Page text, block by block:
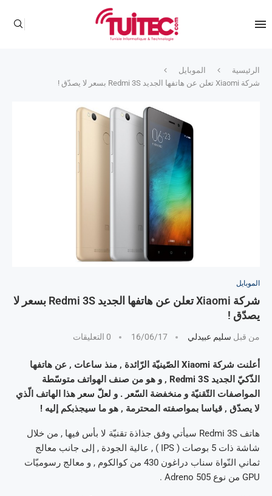
الرئيسية
الموبايل
شركة Xiaomi تعلن عن هاتفها الجديد Redmi 3S بسعر لا يصدّق !
الموبايل
شركة Xiaomi تعلن عن هاتفها الجديد Redmi 3S بسعر لا
يصدّق !
من قبل سليم عبيدلي 16/06/17 0 التعليقات
أعلنت شركة Xiaomi الصّينيّة الرّائدة , منذ ساعات , عن هاتفها
الذّكيّ الجديد Redmi 3S , و هو من صنف الهواتف متوسّطة
المواصفات التّقنيّة و منخفضة السّعر . و لعلّ سعر هذا الهاتف الّذي
لا يصدّق , قياسا بمواصفته المحترمة , هو ما سيجذبكم إليه !
هاتف Redmi 3S سيأتي وفق جذاذة تقنيّة لا بأس فيها , من خلال
شاشة ذات 5 بوصات ( IPS ) , عالية الجودة , إلى جانب معالج
ثماني النّواة سناب دراغون 430 من كوالكوم , و معالج رسوميّات
GPU من نوع Adreno 505 .